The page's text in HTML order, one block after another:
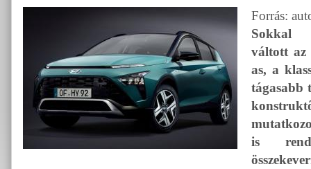
Forrás:
Sokkal
váltott az
as, a
tágasabb
is